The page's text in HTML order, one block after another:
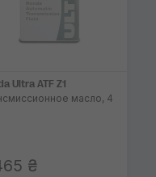
Ultra ATF Z1
масло, 4
₴